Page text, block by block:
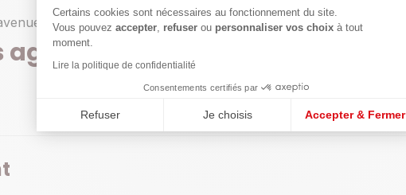
Certains cookies sont nécessaires au fonctionnement du site.
Vous pouvez accepter refuser ou personnaliser vos choix à tout
moment.
Lire la politique de confidentialité
Consentements certifiés par
Refuser Je choisis Accepter & Fermer
Axeptio consent
Jean Cagne
Appeler
rendez-vous